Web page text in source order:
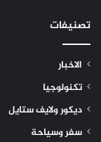
تصنيفات
الاخبار
تكنولوجيا
ديكور ولايف ستايل
سفر وسياحة